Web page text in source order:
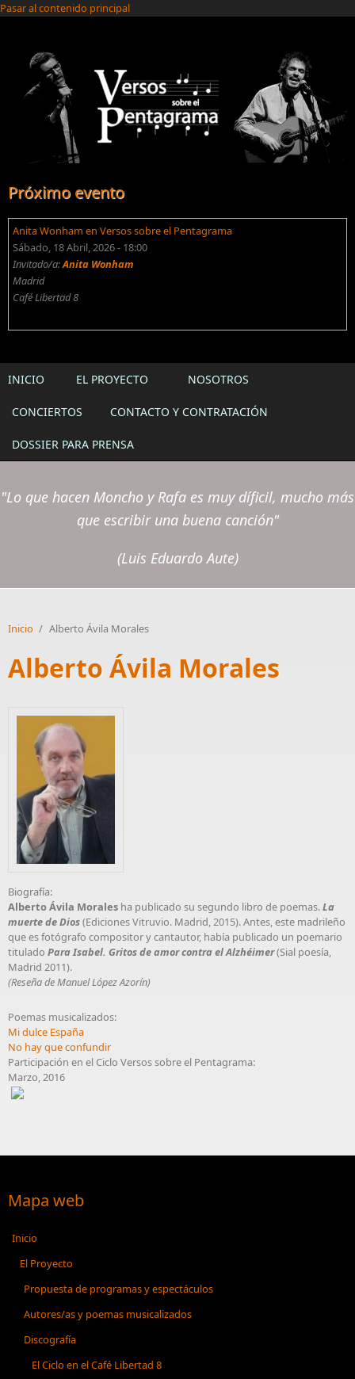
Pasar al contenido principal
Próximo evento
Anita Wonham en Versos sobre el Pentagrama
Sábado, 18 Abril, 2026 - 18:00
Invitado/a:Anita Wonham
Madrid
Café Libertad 8
INICIO EL PROYECTO NOSOTROS
CONCIERTOS CONTACTO Y CONTRATACIÓN
DOSSIER PARA PRENSA
"Lo que hacen Moncho y Rafa es muy díficil, mucho más
que escribir una buena canción"
(Luis Eduardo Aute)
Inicio / Alberto Ávila Morales
Alberto Ávila Morales
Biografía:
Alberto Ávila Morales ha publicado su segundo libro de poemas.La
muerte de Dios(Ediciones Vitruvio. Madrid, 2015). Antes, este madrileño
que es fotógrafo compositor y cantautor, había publicado un poemario
titulado Para Isabel. Gritos de amor contra el Alzhéimer(Sial poesía,
Madrid 2011).
(Reseña de Manuel López Azorín)
Poemas musicalizados:
Mi dulce España
No hay que confundir
Participación en el Ciclo Versos sobre el Pentagrama:
Marzo, 2016
Mapa web
Inicio
El Proyecto
Propuesta de programas y espectáculos
Autores/as y poemas musicalizados
Discografía
El Ciclo en el Café Libertad 8